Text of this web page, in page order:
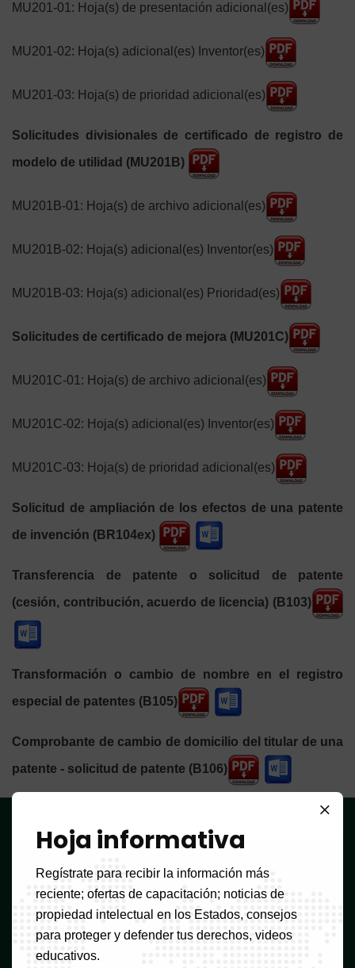
MU201-01: Hoja(s) de presentación adicional(es)
MU201-02: Hoja(s) adicional(es) Inventor(es)
MU201-03: Hoja(s) de prioridad adicional(es)
Solicitudes divisionales de certificado de registro de
modelo de utilidad (MU201B)
MU201B-01: Hoja(s) de archivo adicional(es)
MU201B-02: Hoja(s) adicional(es) Inventor(es)
MU201B-03: Hoja(s) adicional(es) Prioridad(es)
Solicitudes de certificado de mejora (MU201C)
MU201C-01: Hoja(s) de archivo adicional(es)
MU201C-02: Hoja(s) adicional(es) Inventor(es)
MU201C-03: Hoja(s) de prioridad adicional(es)
Solicitud de ampliación de los efectos de una patente
de invención (BR104ex)
Transferencia de patente o solicitud de patente
(cesión, contribución, acuerdo de licencia) (B103)
Transformación o cambio de nombre en el registro
especial de patentes (B105)
Comprobante de cambio de domicilio del titular de una
patente - solicitud de patente (B106)
OAPIOAPI
Calle Djoungolo, Yaundé,
Camerún
OAPI estándar
(237) 657 45 96 96 /
/ 699 31 46 72
699 31 46 73
Hoja informativa
Regístrate para recibir la información más
reciente; ofertas de capacitación; noticias de
propiedad intelectual en los Estados, consejos
para proteger y defender tus derechos, videos
educativos.